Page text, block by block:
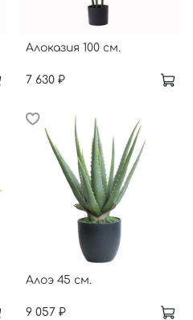
Алоказия 100 см.
7 630 ₽
Алоэ 45 см.
9 057 ₽